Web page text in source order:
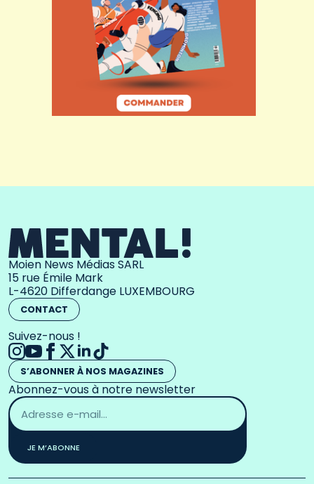
Moien News Médias SARL
15 rue Émile Mark
L-4620 Differdange LUXEMBOURG
CONTACT
Suivez-nous !
S’ABONNER À NOS MAGAZINES
Abonnez-vous à notre newsletter
Adresse
email
*
JE M’ABONNE